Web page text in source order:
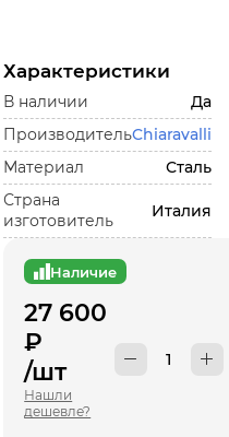
Характеристики
В наличии
Да
ПроизводительChiaravalli
Материал
Сталь
Страна
изготовитель
Италия
Наличие
27 600
₽
/шт
Нашли
дешевле?